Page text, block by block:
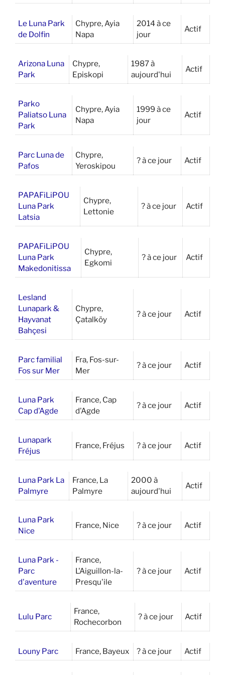
Le Luna Park
de Dolfin
Chypre, Ayia
Napa
2014 à ce
jour
Actif
Arizona Luna
Park
Chypre,
Episkopi
1987 à
aujourd'hui
Actif
Parko
Paliatso Luna
Park
Chypre, Ayia
Napa
1999 à ce
jour
Actif
Parc Luna de
Pafos
Chypre,
Yeroskipou
? à ce jour Actif
PAPAFiLiPOU
Luna Park
Latsia
Chypre,
Lettonie
? à ce jour Actif
PAPAFiLiPOU
Luna Park
Makedonitissa
Chypre,
Egkomi
? à ce jour Actif
Lesland
Lunapark &
Hayvanat
Bahçesi
Chypre,
Çatalköy
? à ce jour Actif
Parc familial
Fos sur Mer
Fra, Fos-sur-
Mer
? à ce jour Actif
Luna Park
Cap d'Agde
France, Cap
d'Agde
? à ce jour Actif
Lunapark
Fréjus
France, Fréjus ? à ce jour Actif
Luna Park La
Palmyre
France, La
Palmyre
2000 à
aujourd'hui
Actif
Luna Park
Nice
France, Nice ? à ce jour Actif
Luna Park -
Parc
d'aventure
France,
L'Aiguillon-la-
Presqu'ile
? à ce jour Actif
Lulu Parc
France,
Rochecorbon
? à ce jour Actif
Louny Parc France, Bayeux ? à ce jour Actif